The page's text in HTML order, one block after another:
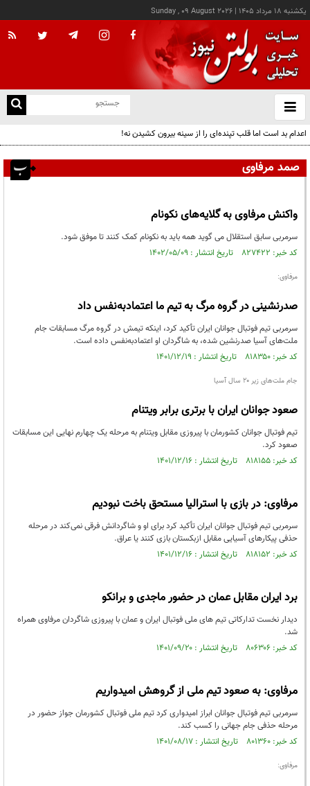
يکشنبه ۱۸ مرداد ۱۴۰۵ |
Sunday , 09 August 2026
باز
و
اعدام بد است اما قلب تپنده‌ای را از سینه بیرون کشیدن نه!
صمد مرفاوی
واکنش مرفاوی به گلایه‌های نکونام
سرمربی سابق استقلال می گوید همه باید به نکونام کمک کنند تا موفق شود.
کد خبر: ۸۲۷۴۲۲ تاریخ انتشار : ۱۴۰۲/۰۵/۰۹
مرفاوی:
صدرنشینی در گروه مرگ به تیم ما اعتمادبه‌نفس داد
سرمربی تیم فوتبال جوانان ایران تأکید کرد، اینکه تیمش در گروه مرگ مسابقات جام
ملت‌های آسیا صدرنشین شده، به شاگردان او اعتمادبه‌نفس داده است.
کد خبر: ۸۱۸۳۵۰ تاریخ انتشار : ۱۴۰۱/۱۲/۱۹
جام ملت‌های زیر ۲۰ سال آسیا
صعود جوانان ایران با برتری برابر ویتنام
تیم فوتبال جوانان کشورمان با پیروزی مقابل ویتنام به مرحله یک چهارم نهایی این مسابقات
صعود کرد.
کد خبر: ۸۱۸۱۵۵ تاریخ انتشار : ۱۴۰۱/۱۲/۱۶
مرفاوی: در بازی با استرالیا مستحق باخت نبودیم
سرمربی تیم فوتبال جوانان ایران تأکید کرد برای او و شاگردانش فرقی نمی‌کند در مرحله
حذفی پیکارهای آسیایی مقابل ازبکستان بازی کنند یا عراق.
کد خبر: ۸۱۸۱۵۲ تاریخ انتشار : ۱۴۰۱/۱۲/۱۶
برد ایران مقابل عمان در حضور ماجدی و برانکو
دیدار نخست تدارکاتی تیم های ملی فوتبال ایران و عمان با پیروزی شاگردان مرفاوی همراه
شد.
کد خبر: ۸۰۶۳۰۶ تاریخ انتشار : ۱۴۰۱/۰۹/۲۰
مرفاوی: به صعود تیم ملی از گروهش امیدواریم
سرمربی تیم فوتبال جوانان ابراز امیدواری کرد تیم ملی فوتبال کشورمان جواز حضور در
مرحله حذفی جام جهانی را کسب کند.
کد خبر: ۸۰۱۳۶۰ تاریخ انتشار : ۱۴۰۱/۰۸/۱۷
مرفاوی: